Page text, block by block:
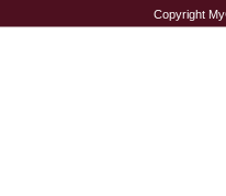
Copyright